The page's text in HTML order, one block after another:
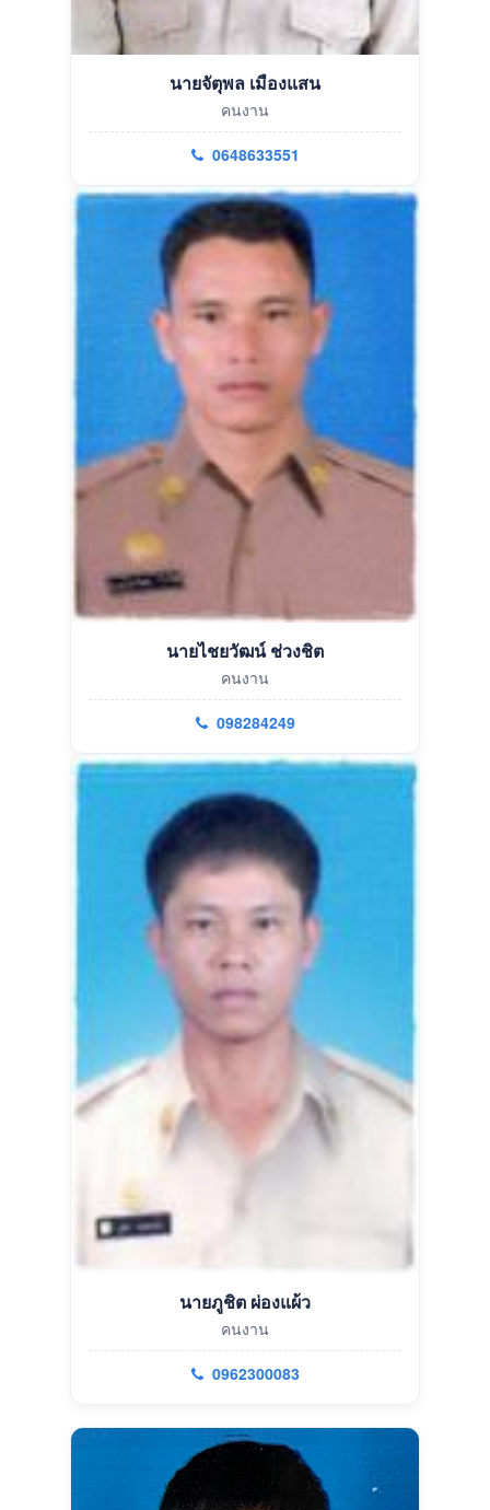
นายจัตุพล เมืองแสน
คนงาน
0648633551
นายไชยวัฒน์ ช่วงชิต
คนงาน
098284249
นายภูชิต ผ่องแผ้ว
คนงาน
0962300083